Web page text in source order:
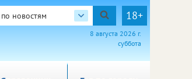
по новостям 18+
8 августа 2026 г.
суббота